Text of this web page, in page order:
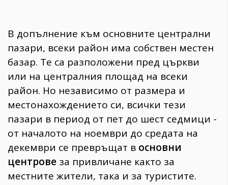
В допълнение към основните централни
пазари, всеки район има собствен местен
базар. Те са разположени пред църкви
или на централния площад на всеки
район. Но независимо от размера и
местонахождението си, всички тези
пазари в период от пет до шест седмици -
от началото на ноември до средата на
декември се превръщат в основни
центрове за привличане както за
местните жители, така и за туристите.